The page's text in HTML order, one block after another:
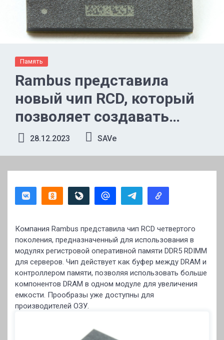
Память
Rambus представила
новый чип RCD, который
позволяет создавать
серверные модули
памяти DDR5
28.12.2023 SAVe
Компания Rambus представила чип RCD четвертого
поколения, предназначенный для использования в
модулях регистровой оперативной памяти DDR5 RDIMM
для серверов. Чип действует как буфер между DRAM и
контроллером памяти, позволяя использовать больше
компонентов DRAM в одном модуле для увеличения
емкости. Прообразы уже доступны для
производителей ОЗУ.